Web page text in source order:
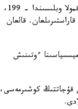
باتىس قازاقستان وبلىسىندا – 211، اباي جانە تۇركىستان وبلىستارىندا – 200 دەن، اقمولا وبلىسىندا – 199،
اتىراۋ وبلىسىندا – 187، ماڭعىستاۋ وبلىسىندا 163 گرانت قاراستىرىلعان. قالعان
ءوتىنىش
قۇجاتتىڭ كوشىرمەسى،